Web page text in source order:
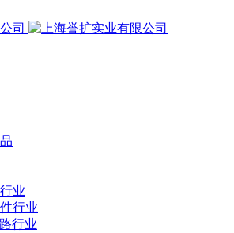
业
行业
行业